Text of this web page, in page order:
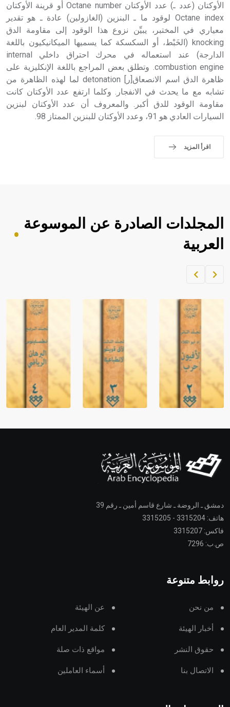
الأوكتان (عدد ـ) عدد الأوكتان Octane number أو قرينة الأوكتان
Octane index لوقود ما ـ البنزين (الغازولين) عادة ـ هو تقدير
معياري في المختبر، يبيِّن نزوع هذا الوقود إلى مقاومة الدق
knocking (الخَبْط، أو السكسكة كما يسميها الميكانيكيون باللغة
الدارجة) عند استعماله في محرك احتراق داخلي internal
combustion engine. وتطلق بعض المراجع باللغة الإنكليزية على
ظاهرة الدق اسم الانصعاق[ر] detonation لما لهذه الظاهرة من
تشابه مع ما يحدث في الانفجار. وكلما ارتفع عدد الأوكتان كانت
مقاومة الوقود للدق أكبر. والمعروف أن عدد الأوكتان لبنزين
السيارات العادي هو 91، وعدد الأوكتان للبنزين الممتاز 98.
اقرأ المزيد
المجلدات الصادرة عن الموسوعة
العربية
دمشق ـ الروضة ـ شارع قاسم أمين ـ رقم 39
هاتف: 3315204 - 3315205
فاكس: 3315207
ص.ب: 7296
روابط متنوعة
من نحن عن الهيئة
أخبار الهيئة كلمة المدير العام
حقوق النشر مواقع ذات صلة
الاتصال بنا أسماء العاملين